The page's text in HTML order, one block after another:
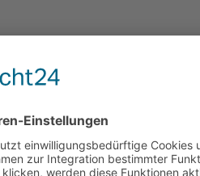
mit Expertinnen und
Sicht zu Fragen aus dem
„Ev Akademie im